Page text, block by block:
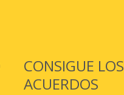
CONSIGUE
ACUERDOS